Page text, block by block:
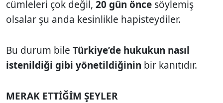
cümleleri çok değil, 20 gün önce söylemiş
olsalar şu anda kesinlikle hapisteydiler.
Bu durum bile Türkiye’de hukukun nasıl
istenildiği gibi yönetildiğinin bir kanıtıdır.
MERAK ETTİĞİM ŞEYLER